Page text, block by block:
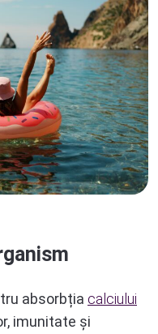
absorbția calciului
imunitate și